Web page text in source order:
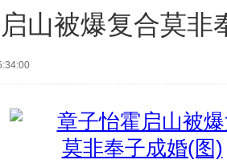
山被爆复合莫非